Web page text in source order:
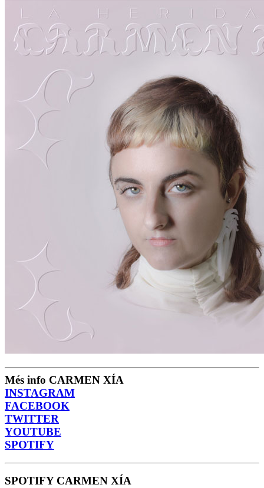
Més info CARMEN XÍA
INSTAGRAM
FACEBOOK
TWITTER
YOUTUBE
SPOTIFY
SPOTIFY CARMEN XÍA